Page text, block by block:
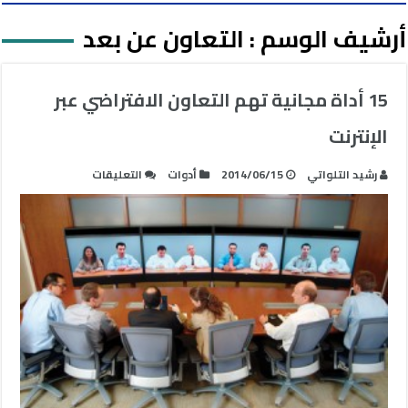
أرشيف الوسم :التعاون عن بعد
15 أداة مجانية تهم التعاون الافتراضي عبر
الإنترنت
رشيد التلواتي 2014/06/15 أدوات التعليقات
15
أداة
مجانية
تهم
التعاون
الافتراضي
عبر
الإنترنت
مغلقة